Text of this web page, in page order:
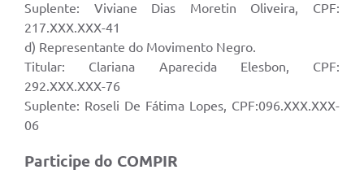
Suplente: Viviane Dias Moretin Oliveira, CPF:
217.XXX.XXX-41
d) Representante do Movimento Negro.
Titular: Clariana Aparecida Elesbon, CPF:
292.XXX.XXX-76
Suplente: Roseli De Fátima Lopes, CPF:096.XXX.XXX-
06
Participe do COMPIR